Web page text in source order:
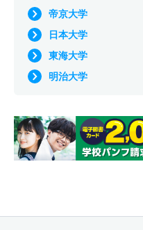
帝京大学
日本大学
東海大学
明治大学